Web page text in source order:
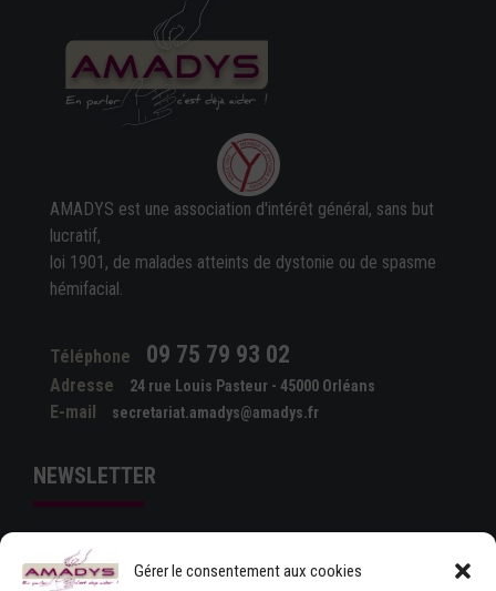
Gérer le consentement aux cookies
AMADYS est une association d'intérêt général, sans but
lucratif,
loi 1901, de malades atteints de dystonie ou de spasme
hémifacial.
Téléphone 09 75 79 93 02
Adresse 24 rue Louis Pasteur - 45000 Orléans
E-mail secretariat.amadys@amadys.fr
NEWSLETTER